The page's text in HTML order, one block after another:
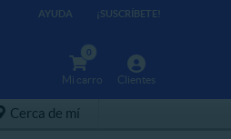
AYUDA ¡SUSCRÍBETE!
Clientes
0
Mi carro
Cerca de mí